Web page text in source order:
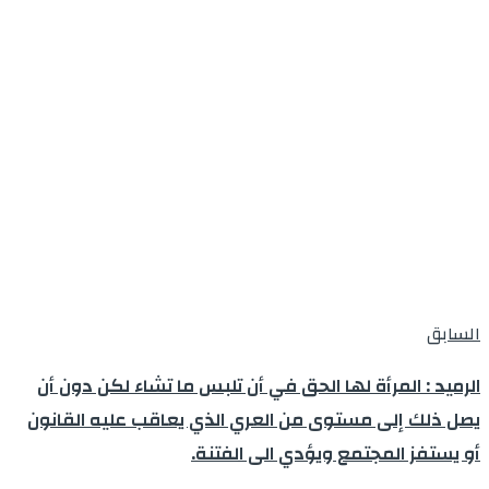
السابق
الرميد : المرأة لها الحق في أن تلبس ما تشاء لكن دون أن
يصل ذلك إلى مستوى من العري الذي يعاقب عليه القانون
أو يستفز المجتمع ويؤدي الى الفتنة.